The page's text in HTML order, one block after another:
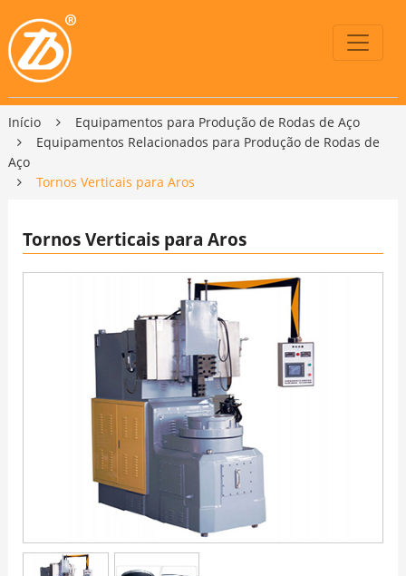
Início
Equipamentos para Produção de Rodas de Aço
Equipamentos Relacionados para Produção de Rodas de
Aço
Tornos Verticais para Aros
Tornos Verticais para Aros